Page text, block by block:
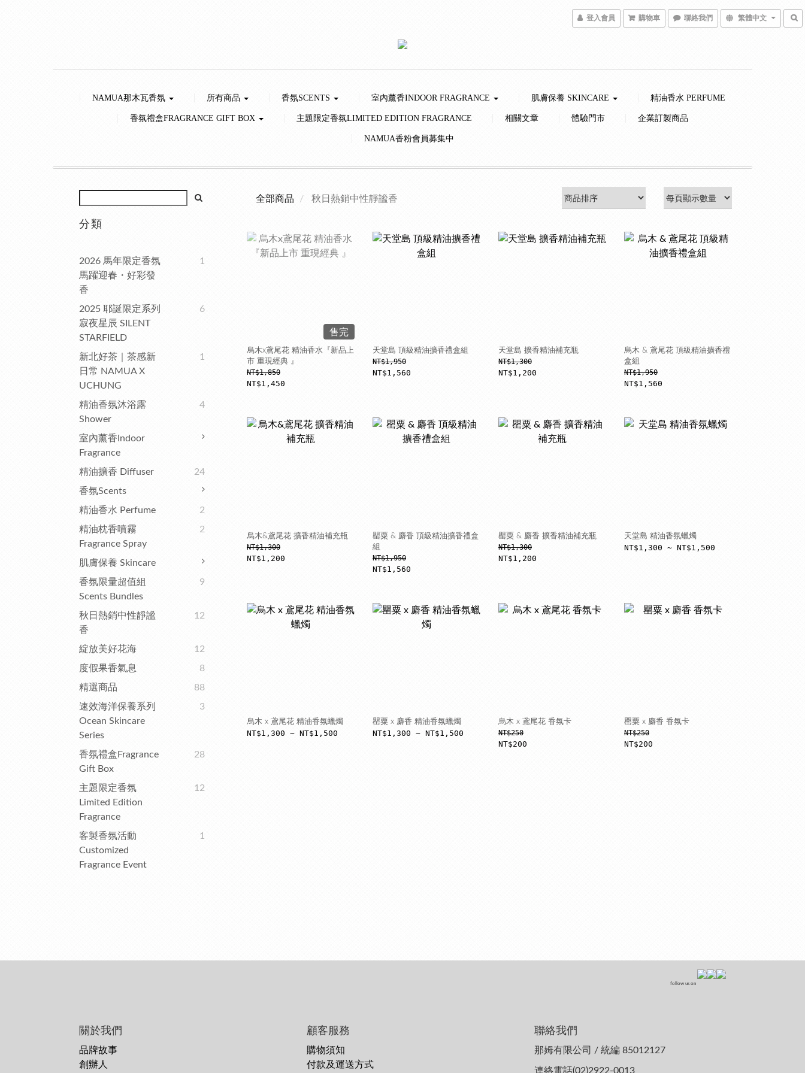
登入會員 購物車 聯絡我們 繁體中文
NAMUA那木瓦香氛 所有商品 香氛SCENTS 室內薰香INDOOR FRAGRANCE 肌膚保養 SKINCARE 精油香水 PERFUME
香氛禮盒FRAGRANCE GIFT BOX 主題限定香氛LIMITED EDITION FRAGRANCE 相關文章 體驗門市 企業訂製商品
NAMUA香粉會員募集中
分類
2026 馬年限定香氛
馬躍迎春・好彩發
香
1
2025 耶誕限定系列
寂夜星辰 SILENT
STARFIELD
6
新北好茶｜茶感新
日常 NAMUA X
UCHUNG
1
精油香氛沐浴露
Shower
4
室內薰香Indoor
Fragrance
精油擴香 Diffuser
24
香氛Scents
精油香水 Perfume
2
精油枕香噴霧
Fragrance Spray
2
肌膚保養 Skincare
香氛限量超值組
Scents Bundles
9
秋日熱銷中性靜謐
香
12
綻放美好花海
12
度假果香氣息
8
精選商品
88
速效海洋保養系列
Ocean Skincare
Series
3
香氛禮盒Fragrance
Gift Box
28
主題限定香氛
Limited Edition
Fragrance
12
客製香氛活動
Customized
Fragrance Event
1
全部商品 秋日熱銷中性靜謐香
售完
烏木x鳶尾花 精油香水『新品上
市 重現經典 』
NT$1,850
NT$1,450
天堂島 頂級精油擴香禮盒組
NT$1,950
NT$1,560
天堂島 擴香精油補充瓶
NT$1,300
NT$1,200
烏木 & 鳶尾花 頂級精油擴香禮
盒組
NT$1,950
NT$1,560
烏木&鳶尾花 擴香精油補充瓶
NT$1,300
NT$1,200
罌粟 & 麝香 頂級精油擴香禮盒
組
NT$1,950
NT$1,560
罌粟 & 麝香 擴香精油補充瓶
NT$1,300
NT$1,200
天堂島 精油香氛蠟燭
NT$1,300 ~ NT$1,500
烏木 x 鳶尾花 精油香氛蠟燭
NT$1,300 ~ NT$1,500
罌粟 x 麝香 精油香氛蠟燭
NT$1,300 ~ NT$1,500
烏木 x 鳶尾花 香氛卡
NT$250
NT$200
罌粟 x 麝香 香氛卡
NT$250
NT$200
follow us on
關於我們
品牌故事
創辦人
顧客服務
購物須知
付款及運送方式
聯絡我們
那姆有限公司 / 統編 85012127
連絡電話(02)2922-0013